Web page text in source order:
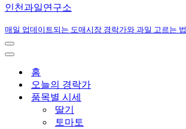
인천과일연구소
매일 업데이트되는 도매시장 경락가와 과일 고르는 법
내
비
내
홈
오늘의 경락가
품목별 시세
딸기
토마토